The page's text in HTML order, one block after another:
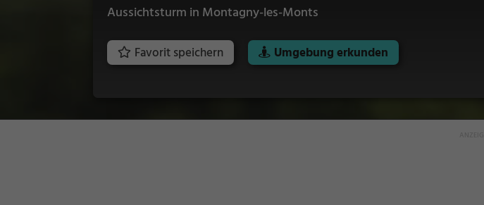
Aussichtsturm in Montagny-les-Monts
Favorit speichern Umgebung erkunden